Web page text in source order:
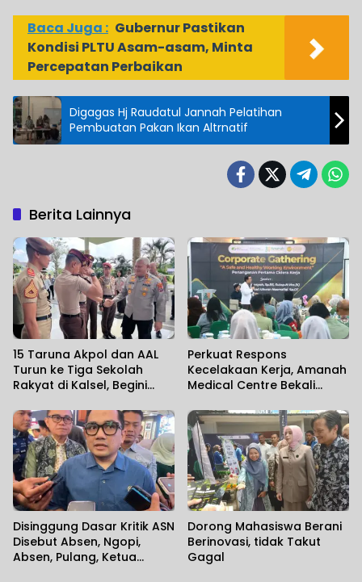
Baca Juga : Gubernur Pastikan
Kondisi PLTU Asam-asam, Minta
Percepatan Perbaikan
Digagas Hj Raudatul Jannah Pelatihan
Pembuatan Pakan Ikan Altrnatif
Berita Lainnya
15 Taruna Akpol dan AAL
Turun ke Tiga Sekolah
Rakyat di Kalsel, Begini
Perkuat Respons
Kecelakaan Kerja, Amanah
Medical Centre Bekali
Cedera Sejak Menit
Pertama
Disinggung Dasar Kritik ASN
Disebut Absen, Ngopi,
Absen, Pulang, Ketua
Dorong Mahasiswa Berani
Berinovasi, tidak Takut
Gagal